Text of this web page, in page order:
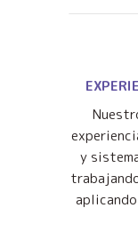
y